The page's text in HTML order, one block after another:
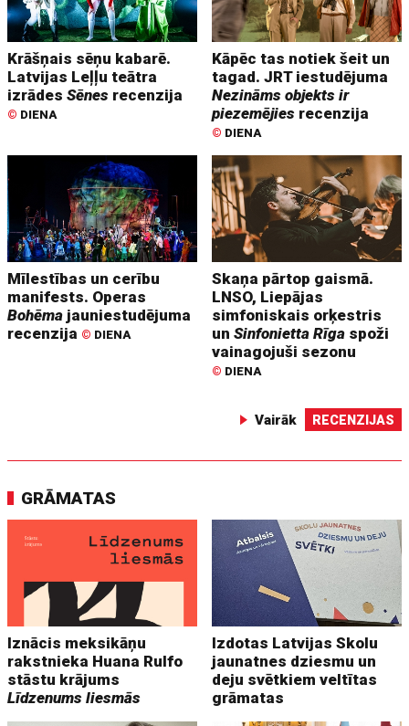
Krāšņais sēņu kabarē.
Latvijas Leļļu teātra
izrādesSēnes recenzija
© DIENA
Kāpēc tas notiek šeit un
tagad. JRT iestudējuma
Nezināms objekts ir
piezemējies recenzija
© DIENA
Mīlestības un cerību
manifests. Operas
Bohēma jauniestudējuma
recenzija © DIENA
Skaņa pārtop gaismā.
LNSO, Liepājas
simfoniskais orķestris
unSinfonietta Rīga spoži
vainagojuši sezonu
© DIENA
Vairāk RECENZIJAS
GRĀMATAS
Iznācis meksikāņu
rakstnieka Huana Rulfo
stāstu krājums
Līdzenums liesmās
Izdotas Latvijas Skolu
jaunatnes dziesmu un
deju svētkiem veltītas
grāmatas